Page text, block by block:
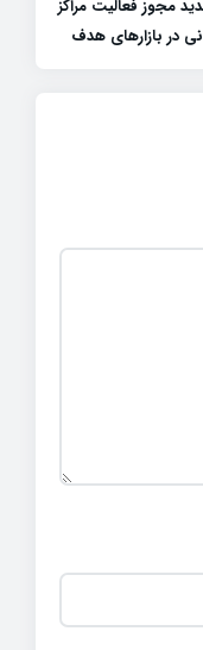
مجوز فعالیت مراکز
در بازارهای هدف